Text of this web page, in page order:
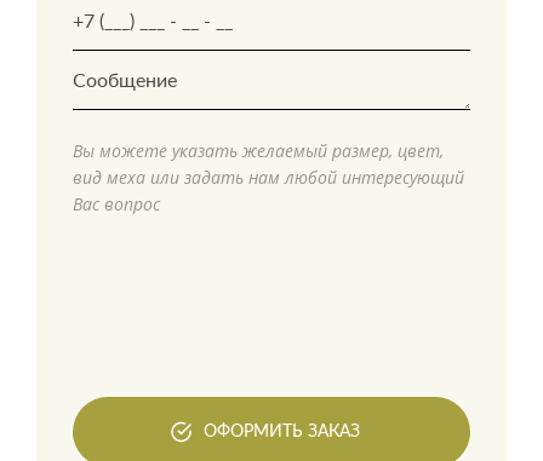
Вы можете указать желаемый размер, цвет,
вид меха или задать нам любой интересующий
Вас вопрос
ОФОРМИТЬ ЗАКАЗ